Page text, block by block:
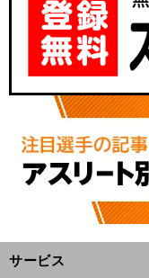
サービス